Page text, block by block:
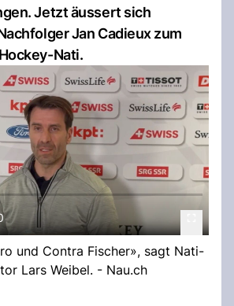
Jetzt äussert sich
Jan Cadieux zum
Nati.
und Contra Fischer», sagt Nati-
Lars Weibel. - Nau.ch